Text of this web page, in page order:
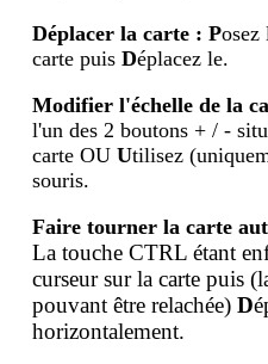
Déplacer la carte : Posez
carte puisDéplacez le.
Modifier l'échelle de la
l'un des 2 boutons + / -
carte OUUtilisez
souris.
Faire tourner la carte
La touche CTRL étant
curseur sur la carte puis
pouvant être relachée)D
horizontalement.